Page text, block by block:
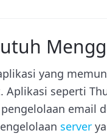
yang
Aplikasi seperti
email
server